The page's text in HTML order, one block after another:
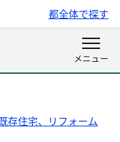
都全体で探す
存住宅、リフォーム